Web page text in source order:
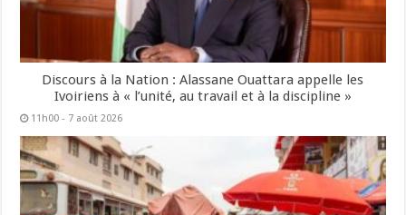
Discours à la Nation : Alassane Ouattara appelle les
Ivoiriens à « l’unité, au travail et à la discipline »
11h00 - 7 août 2026